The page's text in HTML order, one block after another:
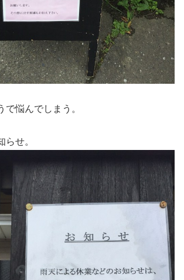
で悩んでしまう。
らせ。